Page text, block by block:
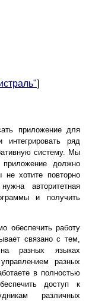
]
приложение для
интегрировать ряд
систему. Мы
должно
хотите повторно
авторитетная
и получить
обеспечить работу
связано с тем,
разных языках
разных
в полностью
доступ к
различных